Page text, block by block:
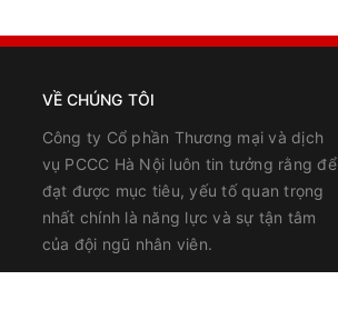
VỀ CHÚNG TÔI
Công ty Cổ phần Thương mại và dịch
vụ PCCC Hà Nội luôn tin tưởng rằng để
đạt được mục tiêu, yếu tố quan trọng
nhất chính là năng lực và sự tận tâm
của đội ngũ nhân viên.